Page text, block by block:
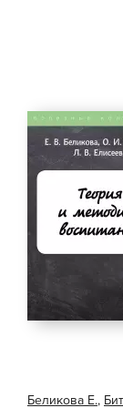
Беликова Е.,